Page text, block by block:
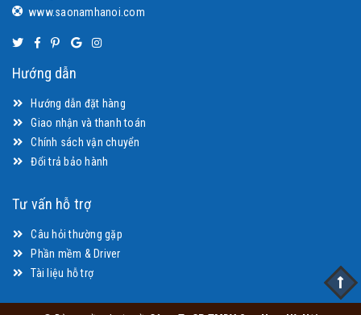
www.saonamhanoi.com
Hướng dẫn
Hướng dẫn đặt hàng
Giao nhận và thanh toán
Chính sách vận chuyển
Đổi trả bảo hành
Tư vấn hỗ trợ
Câu hỏi thường gặp
Phần mềm & Driver
Tài liệu hỗ trợ